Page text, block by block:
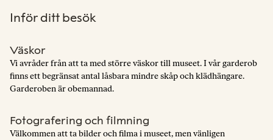
Inför ditt besök
Väskor
Vi avråder från att ta med större väskor till museet. I vår garderob
finns ett begränsat antal låsbara mindre skåp och klädhängare.
Garderoben är obemannad.
Fotografering och filmning
Välkommen att ta bilder och filma i museet, men vänligen